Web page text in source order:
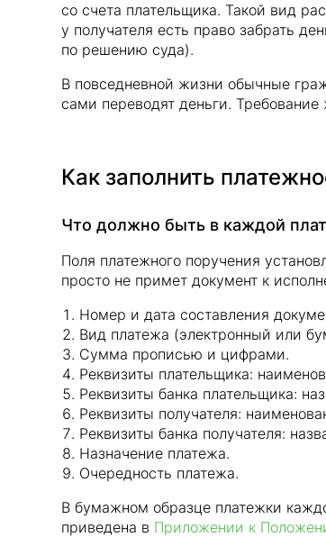
со счета плательщика. Такой вид
у получателя есть право забрать
по решению суда).
В повседневной жизни обычные
сами переводят деньги.
Как заполнить
Что должно быть в каждой
Поля платежного поручения
просто не примет документ к
Номер и дата составления
Вид платежа (электронный или
Сумма прописью и цифрами.
Реквизиты плательщика:
Реквизиты банка плательщика:
Реквизиты получателя:
Реквизиты банка получателя:
Назначение платежа.
Очередность платежа.
В бумажном образце платежки
приведена в Приложении к